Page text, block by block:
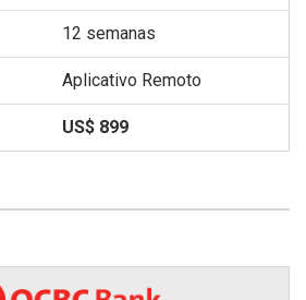
12 semanas
Aplicativo Remoto
US$ 899